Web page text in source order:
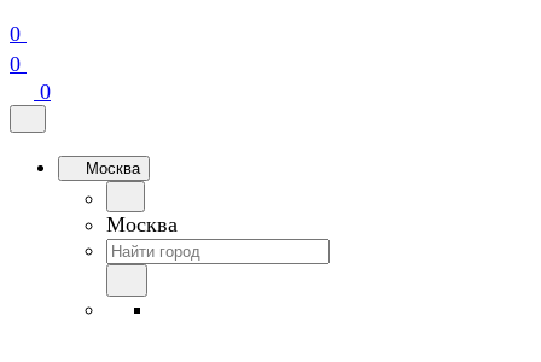
0
0
0
Москва
Москва